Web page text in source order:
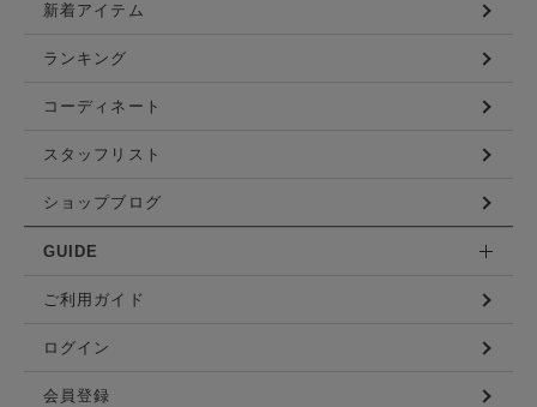
新着アイテム
ランキング
コーディネート
スタッフリスト
ショップブログ
GUIDE
ご利用ガイド
ログイン
会員登録